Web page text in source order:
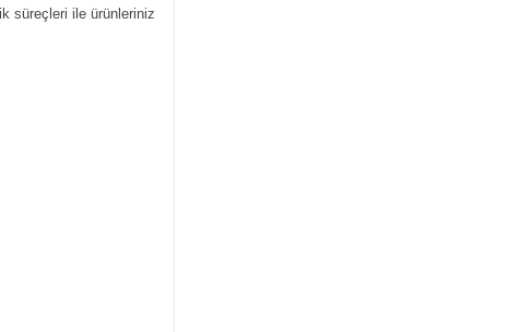
süreçleri ile ürünleriniz